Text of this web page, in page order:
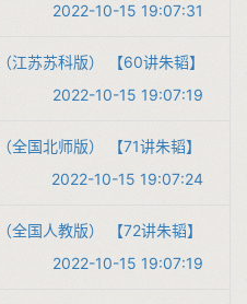
2022-10-15 19:07:31
江苏苏科版） 【60讲朱韬】
2022-10-15 19:07:19
全国北师版） 【71讲朱韬】
2022-10-15 19:07:24
全国人教版） 【72讲朱韬】
2022-10-15 19:07:19